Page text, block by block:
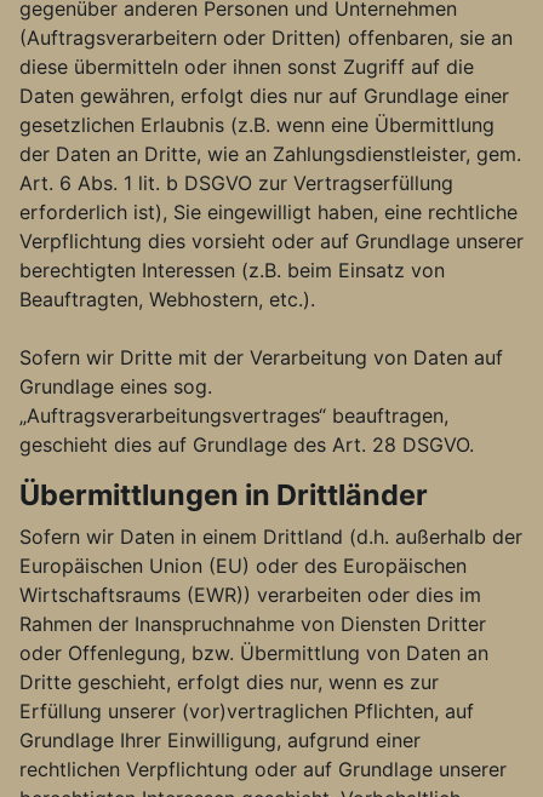
gegenüber anderen Personen und Unternehmen
(Auftragsverarbeitern oder Dritten) offenbaren, sie an
diese übermitteln oder ihnen sonst Zugriff auf die
Daten gewähren, erfolgt dies nur auf Grundlage einer
gesetzlichen Erlaubnis (z.B. wenn eine Übermittlung
der Daten an Dritte, wie an Zahlungsdienstleister, gem.
Art. 6 Abs. 1 lit. b DSGVO zur Vertragserfüllung
erforderlich ist), Sie eingewilligt haben, eine rechtliche
Verpflichtung dies vorsieht oder auf Grundlage unserer
berechtigten Interessen (z.B. beim Einsatz von
Beauftragten, Webhostern, etc.).
Sofern wir Dritte mit der Verarbeitung von Daten auf
Grundlage eines sog.
„Auftragsverarbeitungsvertrages“ beauftragen,
geschieht dies auf Grundlage des Art. 28 DSGVO.
Übermittlungen in Drittländer
Sofern wir Daten in einem Drittland (d.h. außerhalb der
Europäischen Union (EU) oder des Europäischen
Wirtschaftsraums (EWR)) verarbeiten oder dies im
Rahmen der Inanspruchnahme von Diensten Dritter
oder Offenlegung, bzw. Übermittlung von Daten an
Dritte geschieht, erfolgt dies nur, wenn es zur
Erfüllung unserer (vor)vertraglichen Pflichten, auf
Grundlage Ihrer Einwilligung, aufgrund einer
rechtlichen Verpflichtung oder auf Grundlage unserer